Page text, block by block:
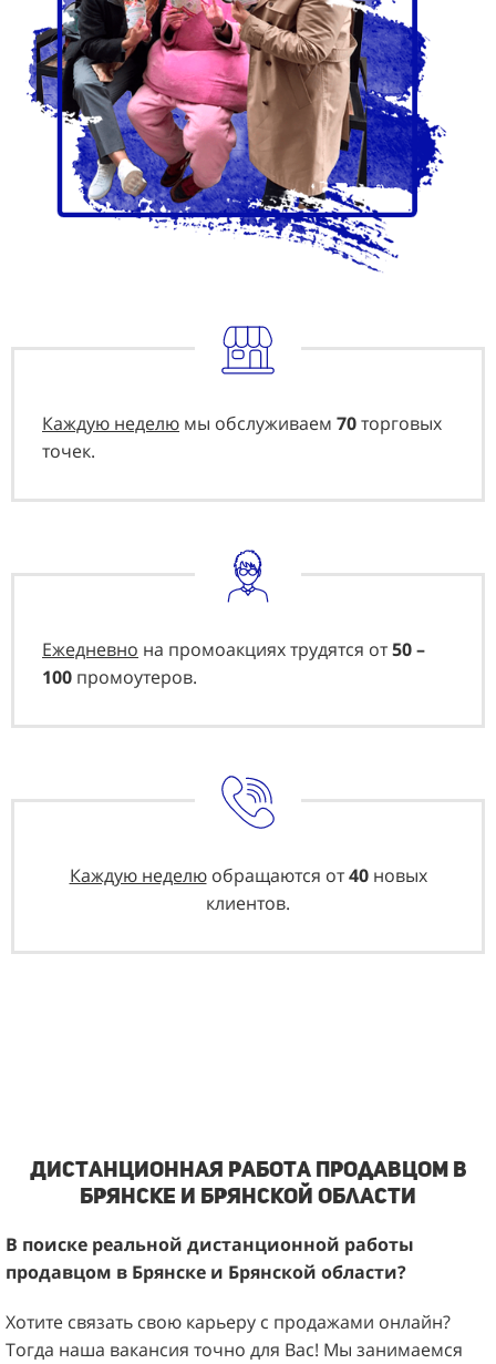
Каждую неделю мы обслуживаем 70торговых
точек.
Ежедневно на промоакциях трудятся от50 –
100 промоутеров.
Каждую неделюобращаются от40новых
клиентов.
Дистанционная работа продавцом в
Брянске и Брянской области
В поиске реальной дистанционной работы
продавцом в Брянске и Брянской области?
Хотите связать свою карьеру с продажами онлайн?
Тогда наша вакансия точно для Вас! Мы занимаемся